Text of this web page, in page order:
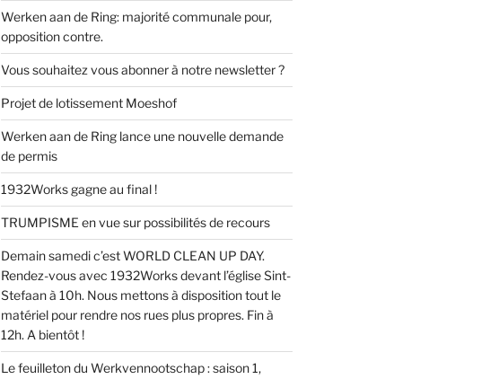
Werken aan de Ring: majorité communale pour,
opposition contre.
Vous souhaitez vous abonner à notre newsletter ?
Projet de lotissement Moeshof
Werken aan de Ring lance une nouvelle demande
de permis
1932Works gagne au final !
TRUMPISME en vue sur possibilités de recours
Demain samedi c’est WORLD CLEAN UP DAY.
Rendez-vous avec 1932Works devant l’église Sint-
Stefaan à 10h. Nous mettons à disposition tout le
matériel pour rendre nos rues plus propres. Fin à
12h. A bientôt !
Le feuilleton du Werkvennootschap : saison 1,